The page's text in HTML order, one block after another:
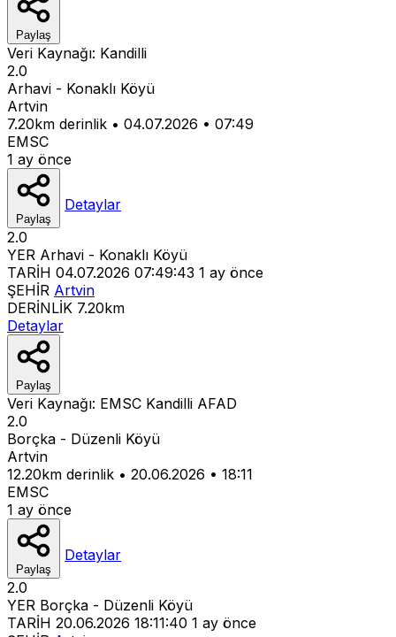
Paylaş
Veri Kaynağı: Kandilli
2.0
Arhavi - Konaklı Köyü
Artvin
7.20km derinlik • 04.07.2026 • 07:49
EMSC
1 ay önce
Paylaş
Detaylar
2.0
YER Arhavi - Konaklı Köyü
TARİH 04.07.2026 07:49:43 1 ay önce
ŞEHİR Artvin
DERİNLİK 7.20km
Detaylar
Paylaş
Veri Kaynağı: EMSC Kandilli AFAD
2.0
Borçka - Düzenli Köyü
Artvin
12.20km derinlik • 20.06.2026 • 18:11
EMSC
1 ay önce
Paylaş
Detaylar
2.0
YER Borçka - Düzenli Köyü
TARİH 20.06.2026 18:11:40 1 ay önce